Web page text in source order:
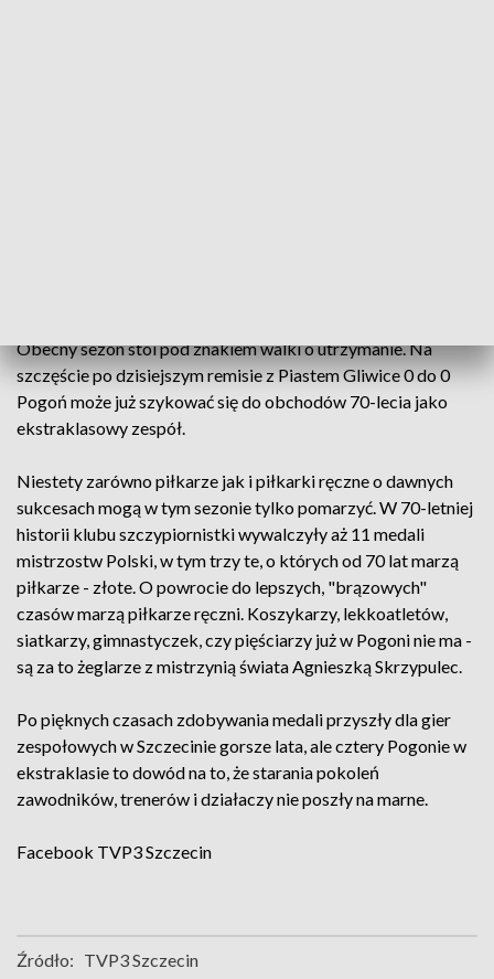
Obecny sezon stoi pod znakiem walki o utrzymanie. Na
szczęście po dzisiejszym remisie z Piastem Gliwice 0 do 0
Pogoń może już szykować się do obchodów 70-lecia jako
ekstraklasowy zespół.
Niestety zarówno piłkarze jak i piłkarki ręczne o dawnych
sukcesach mogą w tym sezonie tylko pomarzyć. W 70-letniej
historii klubu szczypiornistki wywalczyły aż 11 medali
mistrzostw Polski, w tym trzy te, o których od 70 lat marzą
piłkarze - złote. O powrocie do lepszych, "brązowych"
czasów marzą piłkarze ręczni. Koszykarzy, lekkoatletów,
siatkarzy, gimnastyczek, czy pięściarzy już w Pogoni nie ma -
są za to żeglarze z mistrzynią świata Agnieszką Skrzypulec.
Po pięknych czasach zdobywania medali przyszły dla gier
zespołowych w Szczecinie gorsze lata, ale cztery Pogonie w
ekstraklasie to dowód na to, że starania pokoleń
zawodników, trenerów i działaczy nie poszły na marne.
Facebook TVP3 Szczecin
Źródło: TVP3 Szczecin